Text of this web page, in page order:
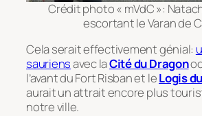
Crédit photo « mVdC »:
escortant le Varan de
Cela serait effectivement génial:
sauriensavec laCité du Dragon
l’avant du Fort Risban et leLogis
aurait un attrait encore plus
notre ville.